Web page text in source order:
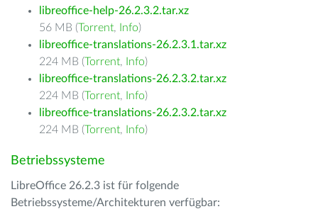
libreoffice-help-26.2.3.2.tar.xz
56 MB (Torrent, Info)
libreoffice-translations-26.2.3.1.tar.xz
224 MB (Torrent, Info)
libreoffice-translations-26.2.3.2.tar.xz
224 MB (Torrent, Info)
libreoffice-translations-26.2.3.2.tar.xz
224 MB (Torrent, Info)
Betriebssysteme
LibreOffice 26.2.3 ist für folgende
Betriebssysteme/Architekturen verfügbar: